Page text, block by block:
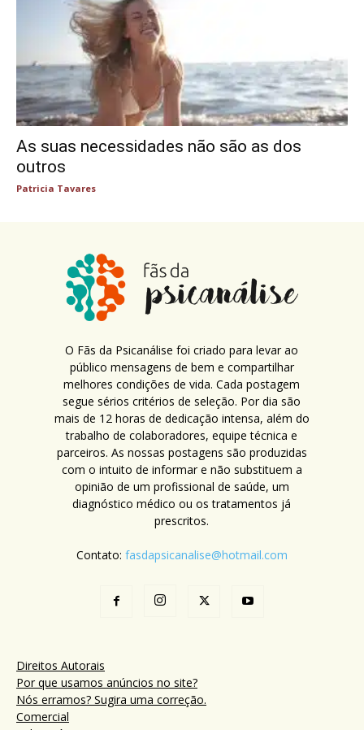
As suas necessidades não são as dos
outros
Patricia Tavares
O Fãs da Psicanálise foi criado para levar ao
público mensagens de bem e compartilhar
melhores condições de vida. Cada postagem
segue sérios critérios de seleção. Por dia são
mais de 12 horas de dedicação intensa, além do
trabalho de colaboradores, equipe técnica e
parceiros. As nossas postagens são produzidas
com o intuito de informar e não substituem a
opinião de um profissional de saúde, um
diagnóstico médico ou os tratamentos já
prescritos.
Contato: fasdapsicanalise@hotmail.com
Direitos Autorais
Por que usamos anúncios no site?
Nós erramos? Sugira uma correção.
Comercial